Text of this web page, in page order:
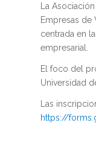
La
Empresas de
centrada en
empresarial.
El foco del
Universidad
Las
https://